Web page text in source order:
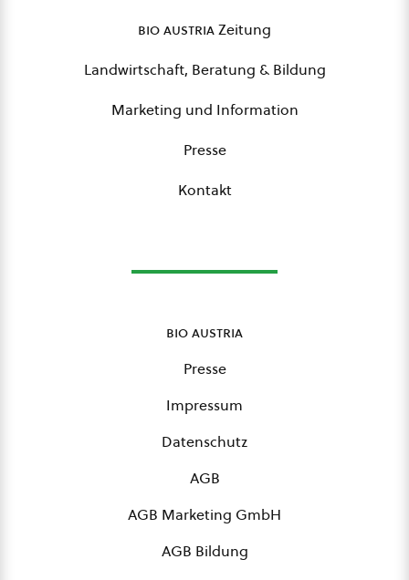
bio austriaZeitung
Landwirtschaft, Beratung & Bildung
Marketing und Information
Presse
Kontakt
bio austria
Presse
Impressum
Datenschutz
AGB
AGB Marketing GmbH
AGB Bildung